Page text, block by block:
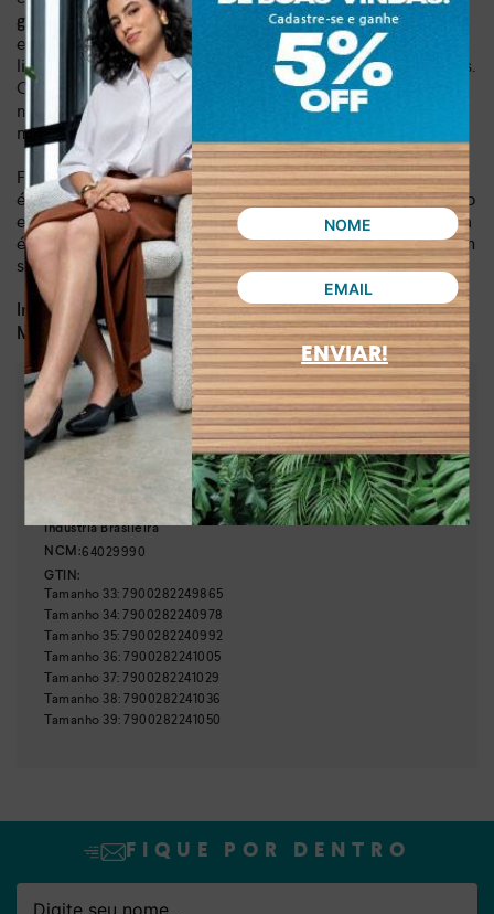
Nome
Email
ENVIAR!
garantido pela tira maleável e sem fechamentosque
envolve o calcanhar, ela otimiza seu tempo e proporciona a
liberdade que você precisa para aproveitar seus momentos.
O
salto bloco de 6,5 cm
assegura a altura e a estabilidade
necessárias para caminhar com total confiança, sem abrir
mão do conforto.
Feita em material sintético de alta qualidade, esta sandália
é a escolha ideal para a mulher moderna que valoriza a união
entre estilo e funcionalidade. Com um peso de 0,689 kg, ela
é leve e confortável, tornando-se um item indispensável em
seu guarda-roupa.
Indicado para: Dia a dia, lazer
Material:Sintético
Altura do salto: 6,50 cm
Cor: Bege
Referência MF392-00003
Indústria Brasileira
NCM:64029990
GTIN:
Tamanho 33:7900282249865
Tamanho 34:7900282240978
Tamanho 35:7900282240992
Tamanho 36:7900282241005
Tamanho 37:7900282241029
Tamanho 38:7900282241036
Tamanho 39:7900282241050
FIQUE POR DENTRO
Nome